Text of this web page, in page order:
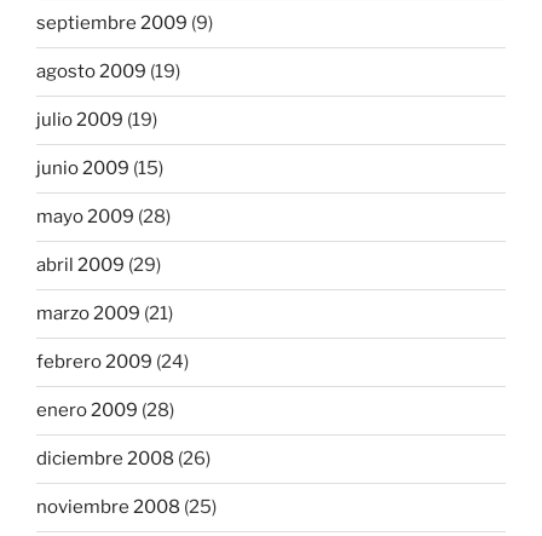
septiembre 2009 (9)
agosto 2009 (19)
julio 2009 (19)
junio 2009 (15)
mayo 2009 (28)
abril 2009 (29)
marzo 2009 (21)
febrero 2009 (24)
enero 2009 (28)
diciembre 2008 (26)
noviembre 2008 (25)